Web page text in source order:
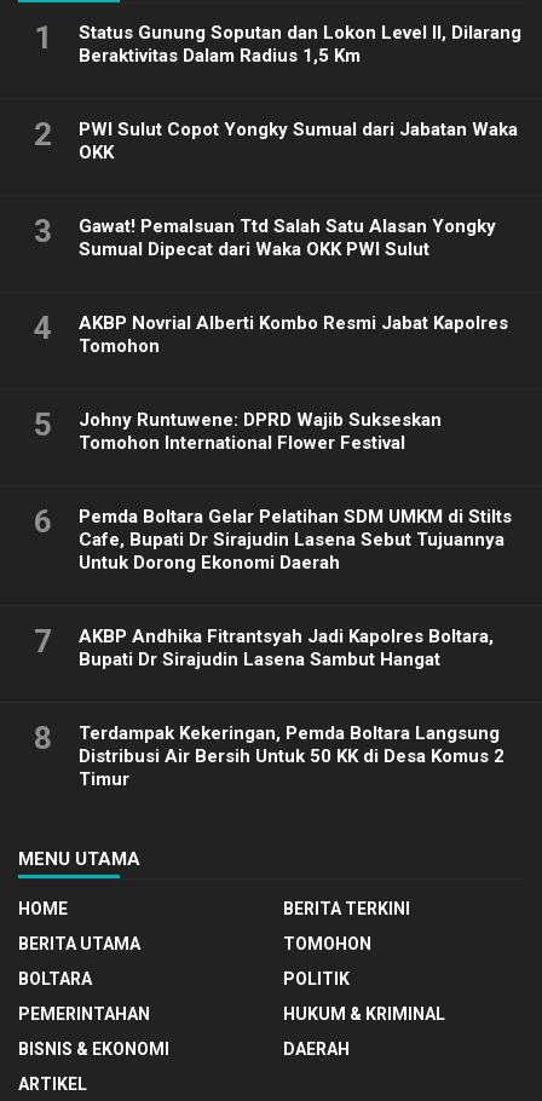
1
Status Gunung Soputan dan Lokon Level II, Dilarang
Beraktivitas Dalam Radius 1,5 Km
2
PWI Sulut Copot Yongky Sumual dari Jabatan Waka
OKK
3
Gawat! Pemalsuan Ttd Salah Satu Alasan Yongky
Sumual Dipecat dari Waka OKK PWI Sulut
4
AKBP Novrial Alberti Kombo Resmi Jabat Kapolres
Tomohon
5
Johny Runtuwene: DPRD Wajib Sukseskan
Tomohon International Flower Festival
6
Pemda Boltara Gelar Pelatihan SDM UMKM di Stilts
Cafe, Bupati Dr Sirajudin Lasena Sebut Tujuannya
Untuk Dorong Ekonomi Daerah
7
AKBP Andhika Fitrantsyah Jadi Kapolres Boltara,
Bupati Dr Sirajudin Lasena Sambut Hangat
8
Terdampak Kekeringan, Pemda Boltara Langsung
Distribusi Air Bersih Untuk 50 KK di Desa Komus 2
Timur
MENU UTAMA
HOME
BERITA TERKINI
BERITA UTAMA
TOMOHON
BOLTARA
POLITIK
PEMERINTAHAN
HUKUM & KRIMINAL
BISNIS & EKONOMI
DAERAH
ARTIKEL